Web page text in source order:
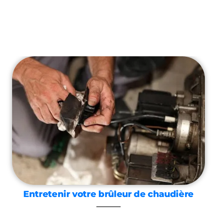
Entretenir votre brûleur de chaudière